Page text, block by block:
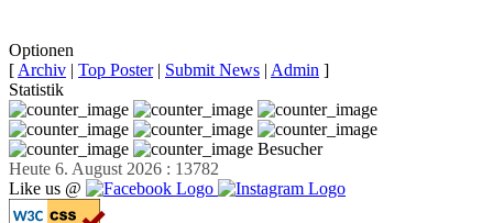
Optionen
[ Archiv | Top Poster| Submit News | Admin ]
Statistik
Besucher
Heute 6. August 2026 : 13782
Like us @